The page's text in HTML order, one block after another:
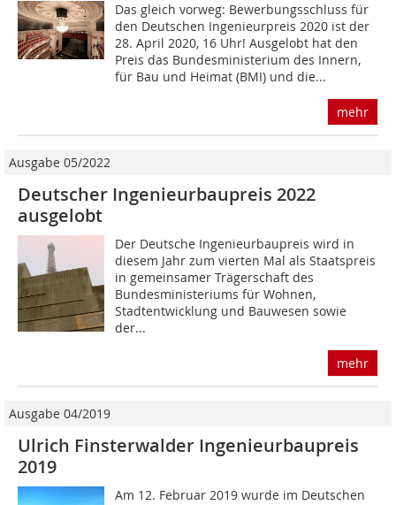
Das gleich vorweg: Bewerbungsschluss für
den Deutschen Ingenieurpreis 2020 ist der
28. April 2020, 16 Uhr! Ausgelobt hat den
Preis das Bundesministerium des Innern,
für Bau und Heimat (BMI) und die...
mehr
Ausgabe 05/2022
Deutscher Ingenieurbaupreis 2022
ausgelobt
Der Deutsche Ingenieurbaupreis wird in
diesem Jahr zum vierten Mal als Staatspreis
in gemeinsamer Trägerschaft des
Bundesministeriums für Wohnen,
Stadtentwicklung und Bauwesen sowie
der...
mehr
Ausgabe 04/2019
Ulrich Finsterwalder Ingenieurbaupreis
2019
Am 12. Februar 2019 wurde im Deutschen